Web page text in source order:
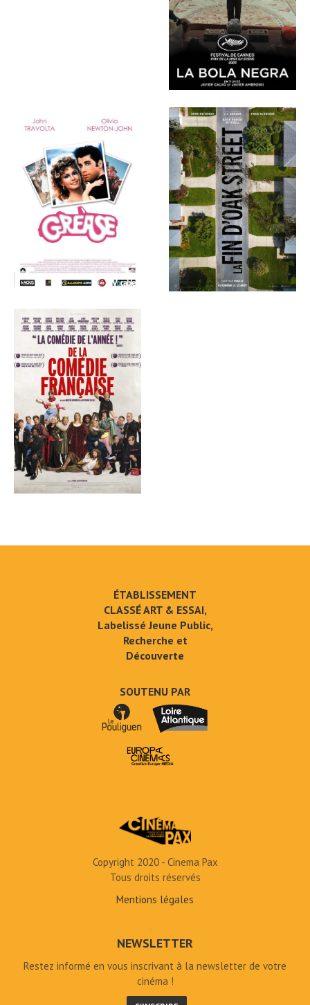
ÉTABLISSEMENT
CLASSÉ ART & ESSAI,
Labelissé Jeune Public,
Recherche et
Découverte
SOUTENU PAR
Copyright 2020 - Cinema Pax
Tous droits réservés
Mentions légales
NEWSLETTER
Restez informé en vous inscrivant à la newsletter de votre
cinéma !